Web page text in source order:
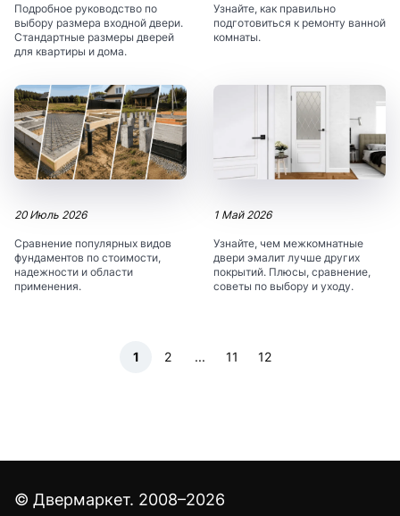
Подробное руководство по
выбору размера входной двери.
Стандартные размеры дверей
для квартиры и дома.
Узнайте, как правильно
подготовиться к ремонту ванной
комнаты.
20 Июль 2026
Сравнение популярных видов
фундаментов по стоимости,
надежности и области
применения.
1 Май 2026
Узнайте, чем межкомнатные
двери эмалит лучше других
покрытий. Плюсы, сравнение,
советы по выбору и уходу.
1 2 ... 11 12
© Двермаркет. 2008–2026